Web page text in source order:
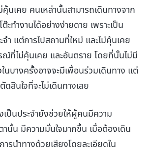
นเคย คนเหล่านั้นสามารถเดินทางจาก
ะทำงานได้อย่างง่ายดาย เพราะเป็น
จำ แต่การไปสถานที่ใหม่ และไม่คุ้นเคย
ณ์ที่ไม่คุ้นเคย และอันตราย โดยที่นั้นไม่มี
นบางครั้งอาจจะมีเพื่อนร่วมเดินทาง แต่
สินใจที่จะไม่เดินทางเลย
เป็นประจำยังช่วยให้ผู้คนมีความ
นั้น มีความมั่นใจมากขึ้น เมื่อต้องเดิน
รนำทางด้วยเสียงโดยละเอียดใน